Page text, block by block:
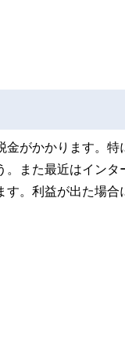
金がかかります。
また最近はイン
。利益が出た場合